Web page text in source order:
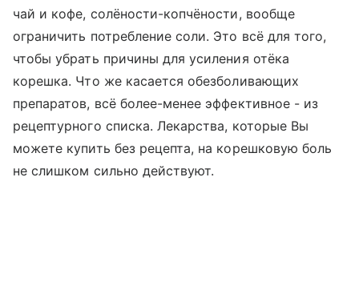
чай и кофе, солёности-копчёности, вообще
ограничить потребление соли. Это всё для того,
чтобы убрать причины для усиления отёка
корешка. Что же касается обезболивающих
препаратов, всё более-менее эффективное - из
рецептурного списка. Лекарства, которые Вы
можете купить без рецепта, на корешковую боль
не слишком сильно действуют.